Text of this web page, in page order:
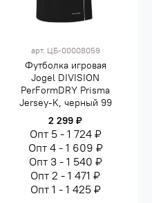
арт. ЦБ-00008059
Футболка игровая
Jogel DIVISION
PerFormDRY Prisma
Jersey-K, черный 99
2 299 ₽
Опт 5 - 1 724 ₽
Опт 4 - 1 609 ₽
Опт 3 - 1 540 ₽
Опт 2 - 1 471 ₽
Опт 1 - 1 425 ₽